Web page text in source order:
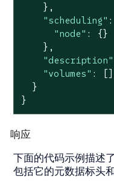
    },
"scheduling"
"node" : {}
    },
"description"
"volumes" : []
  }
}
响应
下面的代码示例描述
包括它的元数据标头